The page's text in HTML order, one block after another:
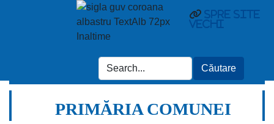
Spre site
vechi
PRIMĂRIA COMUNEI